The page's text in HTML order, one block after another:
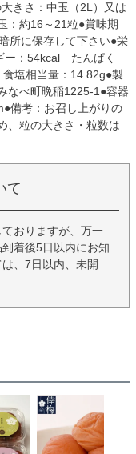
きさ：中玉（2L）又は
：約16～21粒●賞味期
所に保存して下さい●栄
ー：54kcal たんぱく
塩相当量：14.82g●製
なべ町晩稲1225-1●容器
備考：お召し上がりの
、粒の大きさ・粒数は
て
おりますが、万一
着後5日以内にお知
、7日以内、未開